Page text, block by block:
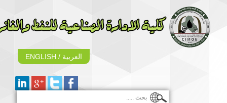
ENGLISH